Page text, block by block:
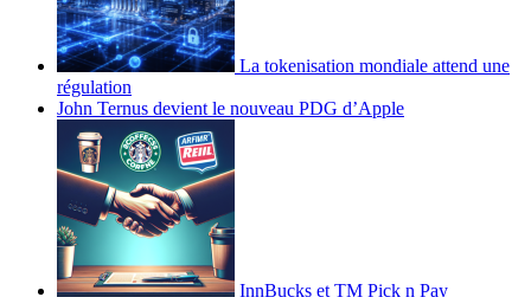
La tokenisation mondiale attend une
régulation
John Ternus devient le nouveau PDG d’Apple
InnBucks et TM Pick n Pay